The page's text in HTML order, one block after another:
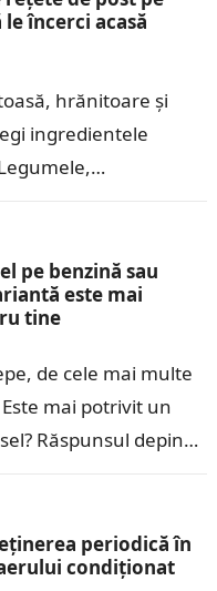
încerci acasă
hrănitoare și
ingredientele
pe benzină sau
este mai
tine
de cele mai multe
mai potrivit un
Răspunsul depinde
periodică în
condiționat